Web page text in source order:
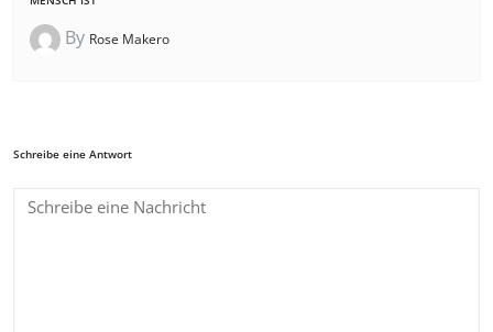
By Rose Makero
Schreibe eine Antwort